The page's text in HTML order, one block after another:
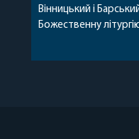
Вінницький і
Божественну
Богородиці села